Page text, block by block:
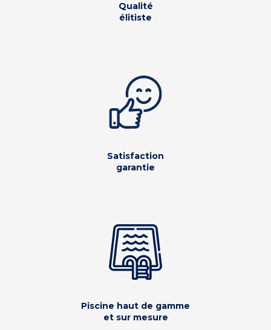
Qualité
élitiste
Satisfaction
garantie
Piscine haut de gamme
et sur mesure